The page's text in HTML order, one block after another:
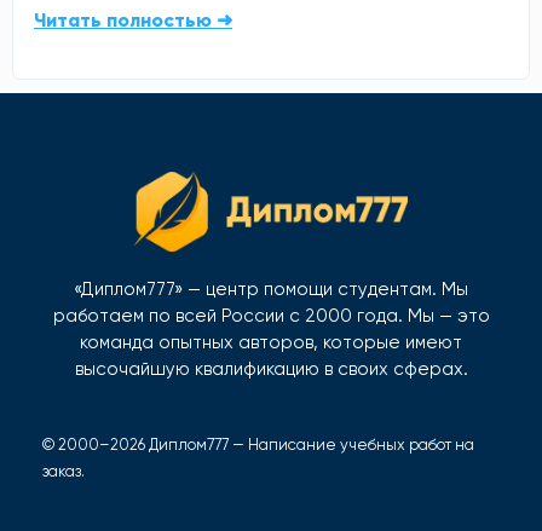
Читать полностью ➜
«Диплом777» — центр помощи студентам. Мы
работаем по всей России с 2000 года. Мы — это
команда опытных авторов, которые имеют
высочайшую квалификацию в своих сферах.
© 2000–2026 Диплом777 — Написание учебных работ на
заказ.